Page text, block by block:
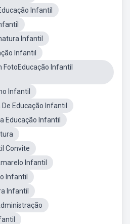
Infantil
Infantil
Infantil
FotoEducação Infantil
Infantil
Educação Infantil
Educação Infantil
Convite
Infantil
Infantil
Infantil